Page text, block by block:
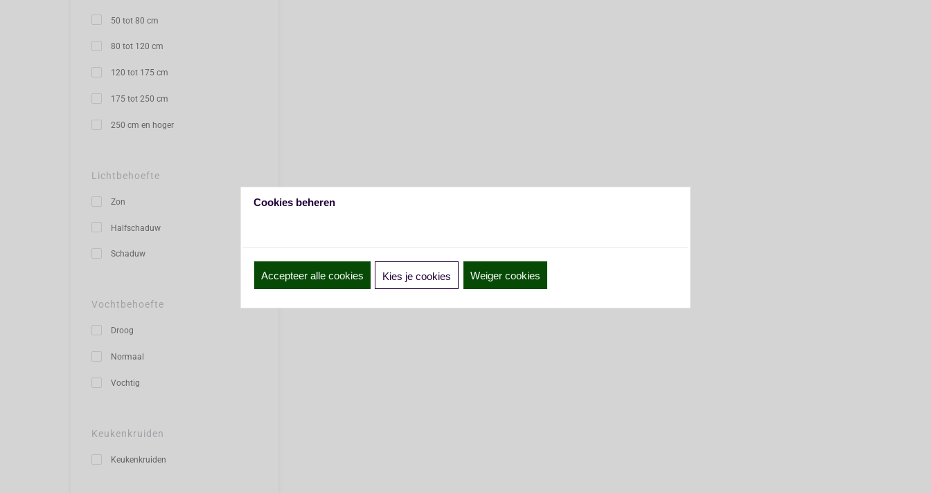
50 tot 80 cm
80 tot 120 cm
120 tot 175 cm
175 tot 250 cm
250 cm en hoger
Lichtbehoefte
Zon
Halfschaduw
Schaduw
Vochtbehoefte
Droog
Normaal
Vochtig
Keukenkruiden
Keukenkruiden
Cookies beheren
Accepteer alle cookies Kies je cookies Weiger cookies